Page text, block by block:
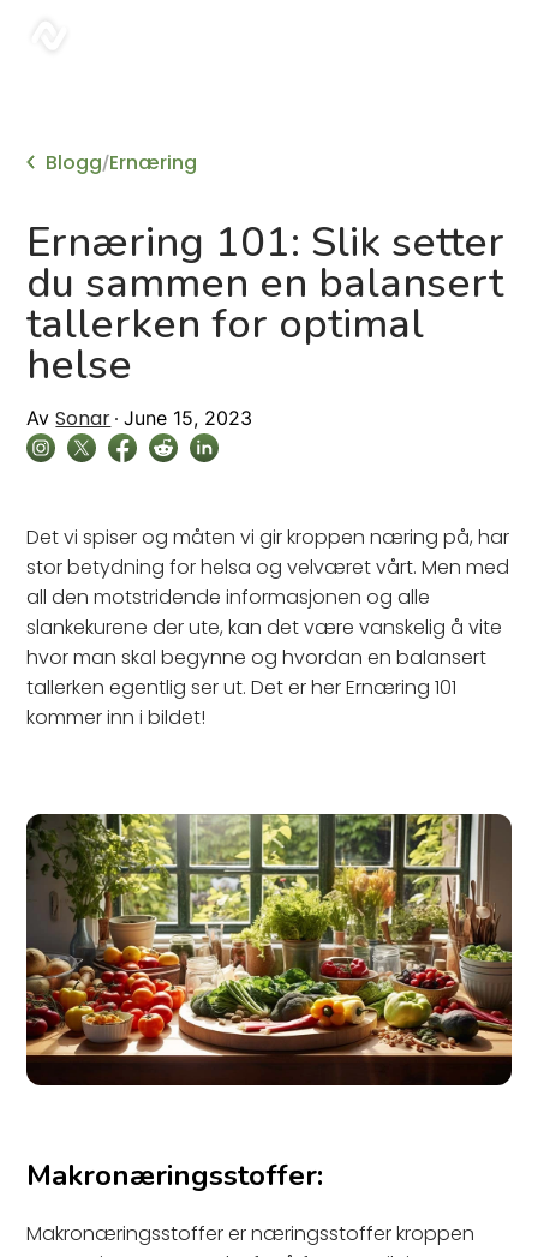
Blogg/Ernæring
Ernæring 101: Slik setter
du sammen en balansert
tallerken for optimal
helse
Av Sonar June 15, 2023
Det vi spiser og måten vi gir kroppen næring på, har
stor betydning for helsa og velværet vårt. Men med
all den motstridende informasjonen og alle
slankekurene der ute, kan det være vanskelig å vite
hvor man skal begynne og hvordan en balansert
tallerken egentlig ser ut. Det er her Ernæring 101
kommer inn i bildet!
Makronæringsstoffer:
Makronæringsstoffer er næringsstoffer kroppen